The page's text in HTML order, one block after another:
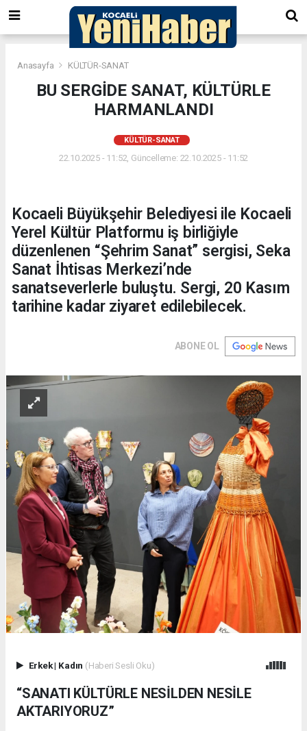
Anasayfa KÜLTÜR-SANAT
BU SERGİDE SANAT, KÜLTÜRLE
HARMANLANDI
KÜLTÜR-SANAT
22.10.2025 - 11:52, Güncelleme: 22.10.2025 - 11:52
Kocaeli Büyükşehir Belediyesi ile Kocaeli
Yerel Kültür Platformu iş birliğiyle
düzenlenen “Şehrim Sanat” sergisi, Seka
Sanat İhtisas Merkezi’nde
sanatseverlerle buluştu. Sergi, 20 Kasım
tarihine kadar ziyaret edilebilecek.
ABONE OL
Erkek| Kadın (Haberi Sesli Oku)
“SANATI KÜLTÜRLE NESİLDEN NESİLE
AKTARIYORUZ”